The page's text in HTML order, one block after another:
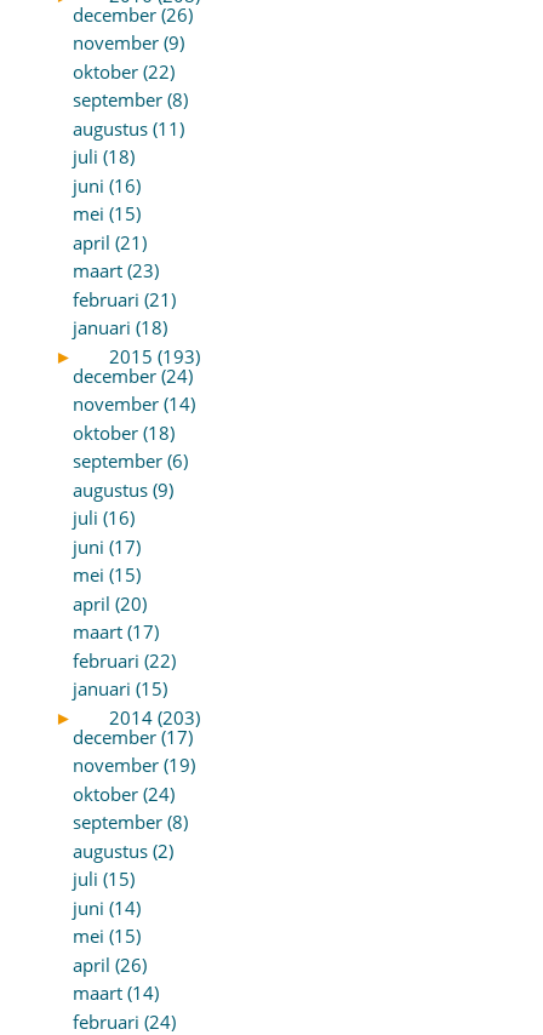
december (26)
november (9)
oktober (22)
september (8)
augustus (11)
juli (18)
juni (16)
mei (15)
april (21)
maart (23)
februari (21)
januari (18)
►
2015 (193)
december (24)
november (14)
oktober (18)
september (6)
augustus (9)
juli (16)
juni (17)
mei (15)
april (20)
maart (17)
februari (22)
januari (15)
►
2014 (203)
december (17)
november (19)
oktober (24)
september (8)
augustus (2)
juli (15)
juni (14)
mei (15)
april (26)
maart (14)
februari (24)